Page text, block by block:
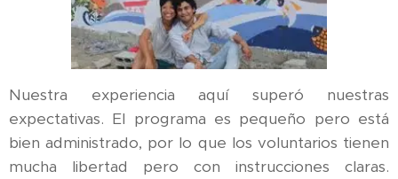
Nuestra experiencia aquí superó nuestras
expectativas. El programa es pequeño pero está
bien administrado, por lo que los voluntarios tienen
mucha libertad pero con instrucciones claras.